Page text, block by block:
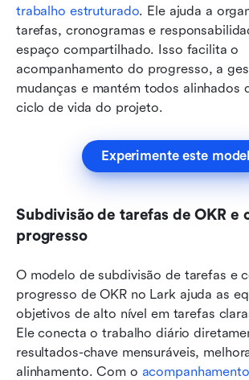
trabalho estruturado. Ele ajuda a
tarefas, cronogramas e
espaço compartilhado. Isso facilita o
acompanhamento do progresso, a
mudanças e mantém todos alinhados
ciclo de vida do projeto.
Experimente este
Subdivisão de tarefas de OKR e
progresso
O modelo de subdivisão de tarefas e
progresso de OKR no Lark ajuda as
objetivos de alto nível em tarefas
Ele conecta o trabalho diário
resultados-chave mensuráveis,
alinhamento. Com o